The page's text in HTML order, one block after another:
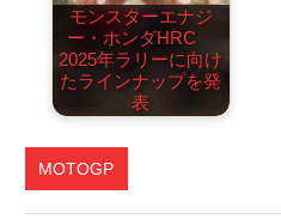
モンスターエナジ
ー・ホンダHRC
2025年ラリーに向け
たラインナップを発
表
MOTOGP